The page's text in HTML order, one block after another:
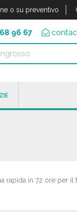
o su preventivo
96 67
in 72 ore per